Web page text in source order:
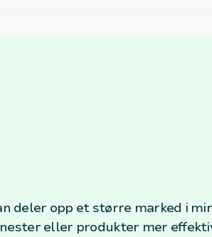
deler opp et større marked i
eller produkter mer